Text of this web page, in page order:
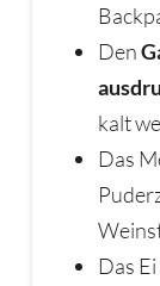
Den
kalt
Das
Das